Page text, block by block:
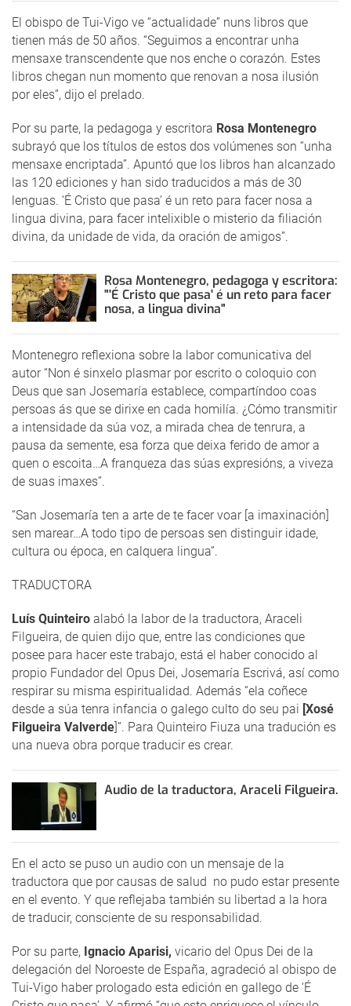
El obispo de Tui-Vigo ve “actualidade” nuns libros que
tienen más de 50 años. “Seguimos a encontrar unha
mensaxe transcendente que nos enche o corazón. Estes
libros chegan nun momento que renovan a nosa ilusión
por eles”, dijo el prelado.
Por su parte, la pedagoga y escritora Rosa Montenegro
subrayó que los títulos de estos dos volúmenes son “unha
mensaxe encriptada”. Apuntó que los libros han alcanzado
las 120 ediciones y han sido traducidos a más de 30
lenguas. ‘É Cristo que pasa’ é un reto para facer nosa a
lingua divina, para facer intelixible o misterio da filiación
divina, da unidade de vida, da oración de amigos”.
Rosa Montenegro, pedagoga y escritora:
"'É Cristo que pasa' é un reto para facer
nosa, a lingua divina"
Montenegro reflexiona sobre la labor comunicativa del
autor “Non é sinxelo plasmar por escrito o coloquio con
Deus que san Josemaría establece, compartíndoo coas
persoas ás que se dirixe en cada homilía. ¿Cómo transmitir
a intensidade da súa voz, a mirada chea de tenrura, a
pausa da semente, esa forza que deixa ferido de amor a
quen o escoita…A franqueza das súas expresións, a viveza
de suas imaxes”.
“San Josemaría ten a arte de te facer voar [a imaxinación]
sen marear…A todo tipo de persoas sen distinguir idade,
cultura ou época, en calquera lingua”.
TRADUCTORA
Luís Quinteiro alabó la labor de la traductora, Araceli
Filgueira, de quien dijo que, entre las condiciones que
posee para hacer este trabajo, está el haber conocido al
propio Fundador del Opus Dei, Josemaría Escrivá, así como
respirar su misma espiritualidad. Además “ela coñece
desde a súa tenra infancia o galego culto do seu pai [Xosé
Filgueira Valverde]”. Para Quinteiro Fiuza una tradución es
una nueva obra porque traducir es crear.
Audio de la traductora, Araceli Filgueira.
En el acto se puso un audio con un mensaje de la
traductora que por causas de salud no pudo estar presente
en el evento. Y que reflejaba también su libertad a la hora
de traducir, consciente de su responsabilidad.
Por su parte, Ignacio Aparisi, vicario del Opus Dei de la
delegación del Noroeste de España, agradeció al obispo de
Tui-Vigo haber prologado esta edición en gallego de ‘É